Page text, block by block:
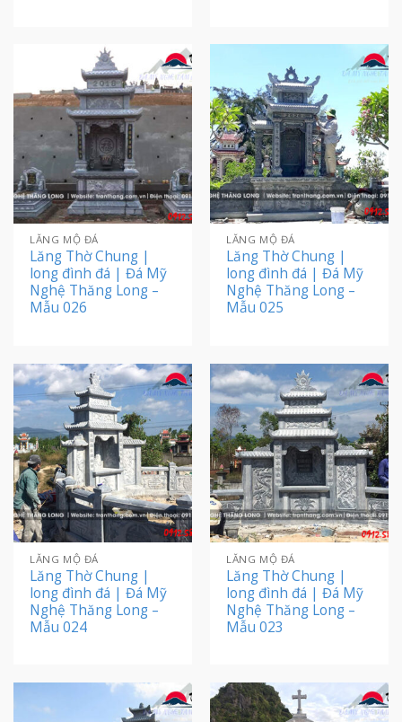
LĂNG MỘ ĐÁ
Lăng Thờ Chung |
long đình đá | Đá Mỹ
Nghệ Thăng Long –
Mẫu 026
LĂNG MỘ ĐÁ
Lăng Thờ Chung |
long đình đá | Đá Mỹ
Nghệ Thăng Long –
Mẫu 025
LĂNG MỘ ĐÁ
Lăng Thờ Chung |
long đình đá | Đá Mỹ
Nghệ Thăng Long –
Mẫu 024
LĂNG MỘ ĐÁ
Lăng Thờ Chung |
long đình đá | Đá Mỹ
Nghệ Thăng Long –
Mẫu 023